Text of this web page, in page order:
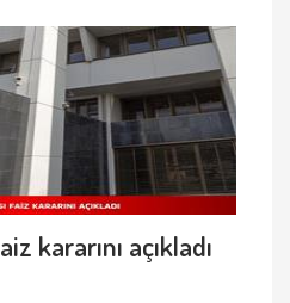
kararını açıkladı